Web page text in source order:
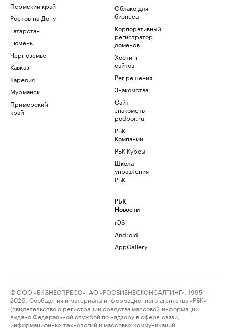
Пермский край
Ростов-на-Дону
Татарстан
Тюмень
Черноземье
Кавказ
Карелия
Мурманск
Приморский
край
Облако для
бизнеса
Корпоративный
регистратор
доменов
Хостинг
сайтов
Рег.решения
Знакомства
Сайт
знакомств
podbor.ru
РБК
Компании
РБК Курсы
Школа
управления
РБК
РБК
Новости
iOS
Android
AppGallery
© ООО «БИЗНЕСПРЕСС», АО «РОСБИЗНЕСКОНСАЛТИНГ», 1995–
2026. Сообщения и материалы информационного агентства «РБК»
(свидетельство о регистрации средства массовой информации
выдано Федеральной службой по надзору в сфере связи,
информационных технологий и массовых коммуникаций